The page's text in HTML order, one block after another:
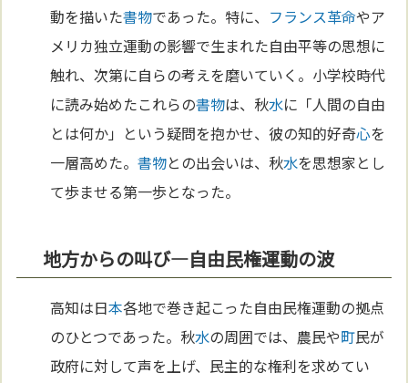
動を描いた書物であった。特に、 フランス革命やア
メリカ独立運動の影響で生まれた自由平等の思想に
触れ、次第に自らの考えを磨いていく。小学校時代
に読み始めたこれらの書物は、秋水に「人間の自由
とは何か」という疑問を抱かせ、彼の知的好奇心を
一層高めた。書物との出会いは、秋水を思想家とし
て歩ませる第一歩となった。
地方からの叫び―自由民権運動の波
高知は日本各地で巻き起こった自由民権運動の拠点
のひとつであった。秋水の周囲では、農民や町民が
政府に対して声を上げ、民主的な権利を求めてい